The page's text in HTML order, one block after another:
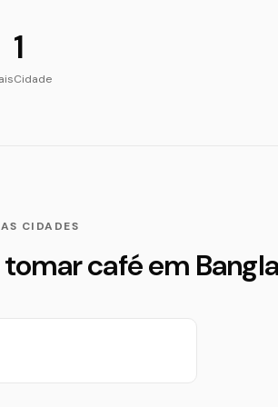
1
Cidade
CIDADES
café em